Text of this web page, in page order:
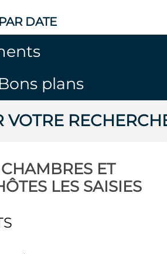
PAR DATE
plans
VOTRE
ET
LES SAISIES